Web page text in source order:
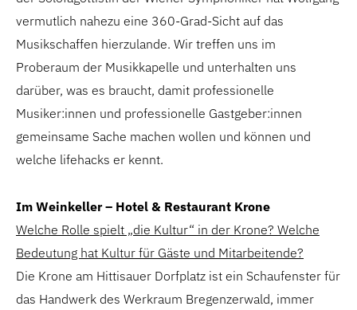
vermutlich nahezu eine 360-Grad-Sicht auf das
Musikschaffen hierzulande. Wir treffen uns im
Proberaum der Musikkapelle und unterhalten uns
darüber, was es braucht, damit professionelle
Musiker:innen und professionelle Gastgeber:innen
gemeinsame Sache machen wollen und können und
welche lifehacks er kennt.
Im Weinkeller – Hotel & Restaurant Krone
Welche Rolle spielt „die Kultur“ in der Krone? Welche
Bedeutung hat Kultur für Gäste und Mitarbeitende?
Die Krone am Hittisauer Dorfplatz ist ein Schaufenster für
das Handwerk des Werkraum Bregenzerwald, immer